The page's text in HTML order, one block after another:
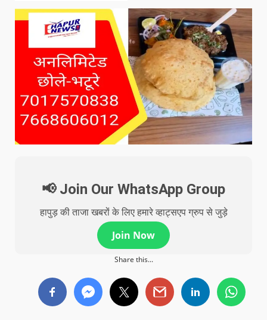
📢 Join Our WhatsApp Group
हापुड़ की ताजा खबरों के लिए हमारे व्हाट्सएप ग्रुप से जुड़े
Join Now
Share this...